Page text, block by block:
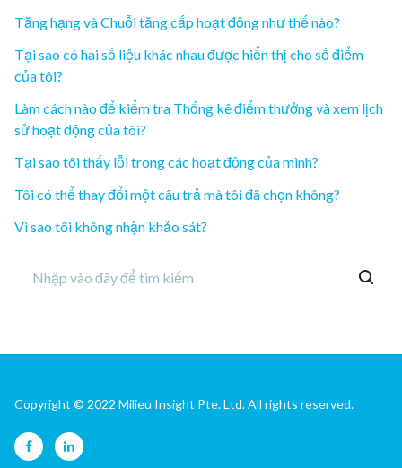
Tăng hạng và Chuỗi tăng cấp hoạt động như thế nào?
Tại sao có hai số liệu khác nhau được hiển thị cho số điểm
của tôi?
Làm cách nào để kiểm tra Thống kê điểm thưởng và xem lịch
sử hoạt động của tôi?
Tại sao tôi thấy lỗi trong các hoạt động của mình?
Tôi có thể thay đổi một câu trả mà tôi đã chọn không?
Vì sao tôi không nhận khảo sát?
Copyright © 2022 Milieu Insight Pte. Ltd. All rights reserved.